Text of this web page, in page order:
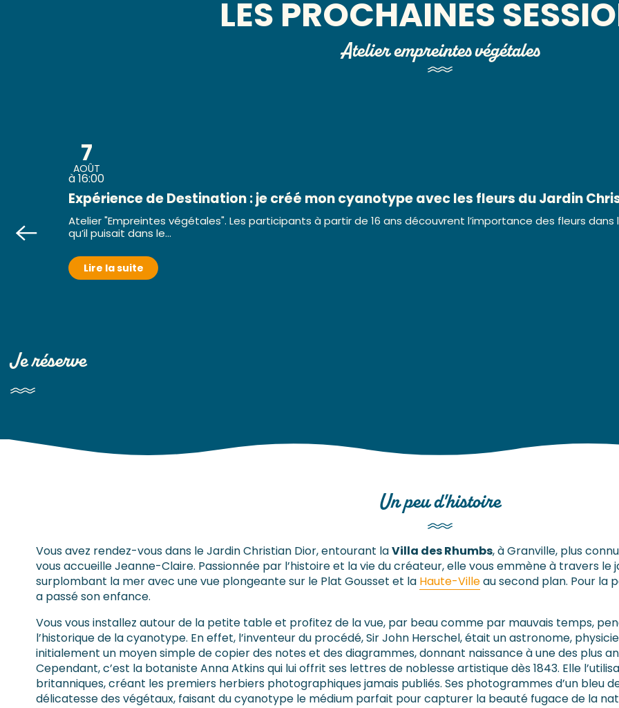
LES PROCHAINES
Atelier empreintes végétales
7
AOÛT
à 16:00
Expérience de Destination : je créé mon cyanotype avec les fleurs du Jardin
Atelier "Empreintes végétales". Les participants à partir de 16 ans découvrent l’importance des fleurs
qu’il puisait dans le...
Lire la suite
Je réserve
Un peu d'histoire
Vous avez rendez-vous dans le Jardin Christian Dior, entourant laVilla des Rhumbs, à Granville, plus
vous accueille Jeanne-Claire. Passionnée par l’histoire et la vie du créateur, elle vous emmène à travers
surplombant la mer avec une vue plongeante sur le Plat Gousset et la Haute-Villeau second plan. Pour la
a passé son enfance.
Vous vous installez autour de la petite table et profitez de la vue, par beau comme par mauvais temps,
l’historique de la cyanotype. En effet, l’inventeur du procédé, Sir John Herschel, était un astronome,
initialement un moyen simple de copier des notes et des diagrammes, donnant naissance à une des plus
Cependant, c’est la botaniste Anna Atkins qui lui offrit ses lettres de noblesse artistique dès 1843. Elle
britanniques, créant les premiers herbiers photographiques jamais publiés. Ses photogrammes d’un bleu
délicatesse des végétaux, faisant du cyanotype le médium parfait pour capturer la beauté fugace de la